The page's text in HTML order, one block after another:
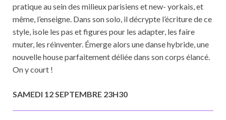
pratique au sein des milieux parisiens et new- yorkais, et
même, l’enseigne. Dans son solo, il décrypte l’écriture de ce
style, isole les pas et figures pour les adapter, les faire
muter, les réinventer. Émerge alors une danse hybride, une
nouvelle house parfaitement déliée dans son corps élancé.
On y court !
SAMEDI 12 SEPTEMBRE 23H30